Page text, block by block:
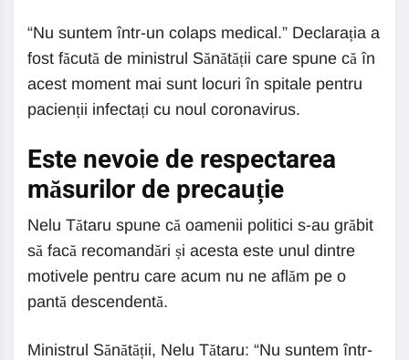
“Nu suntem într-un colaps medical.” Declarația a
fost făcută de ministrul Sănătății care spune că în
acest moment mai sunt locuri în spitale pentru
pacienții infectați cu noul coronavirus.
Este nevoie de respectarea
măsurilor de precauție
Nelu Tătaru spune că oamenii politici s-au grăbit
să facă recomandări și acesta este unul dintre
motivele pentru care acum nu ne aflăm pe o
pantă descendentă.
Ministrul Sănătății, Nelu Tătaru: “Nu suntem într-